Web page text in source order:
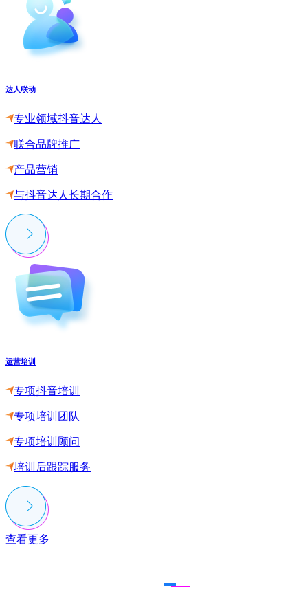
达人联动
专业领域抖音达人
联合品牌推广
产品营销
与抖音达人长期合作
运营培训
专项抖音培训
专项培训团队
专项培训顾问
培训后跟踪服务
查看更多